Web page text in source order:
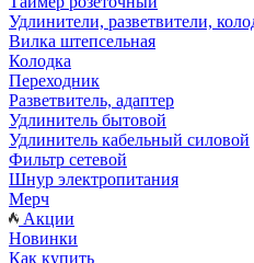
Удлинители, разветвители,
Вилка штепсельная
Колодка
Переходник
Разветвитель, адаптер
Удлинитель бытовой
Удлинитель кабельный силовой
Фильтр сетевой
Шнур электропитания
Мерч
Акции
Новинки
Как купить